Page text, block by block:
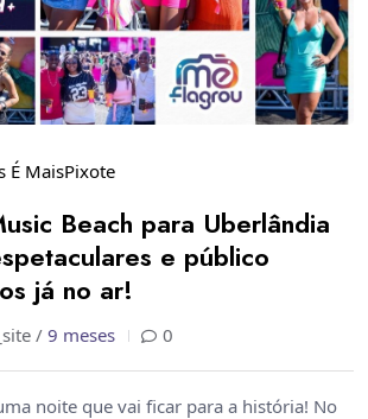
É MaisPixote
Beach para Uberlândia
e público
já no ar!
/9 meses 0
noite que vai ficar para a história! No